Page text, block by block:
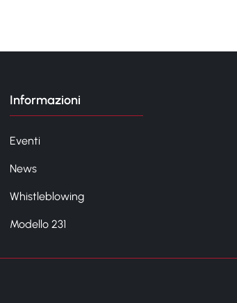
Informazioni
Eventi
News
Whistleblowing
Modello 231